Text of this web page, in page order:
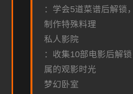
：学会5道菜谱后解锁
制作特殊料理
私人影院
：收集10部电影后解
属的观影时光
梦幻卧室